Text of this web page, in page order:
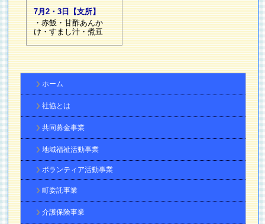
7月2・3日【支所】
・赤飯・甘酢あんか
け・すまし汁・煮豆
ホーム
社協とは
共同募金事業
地域福祉活動事業
ボランティア活動事業
町委託事業
介護保険事業